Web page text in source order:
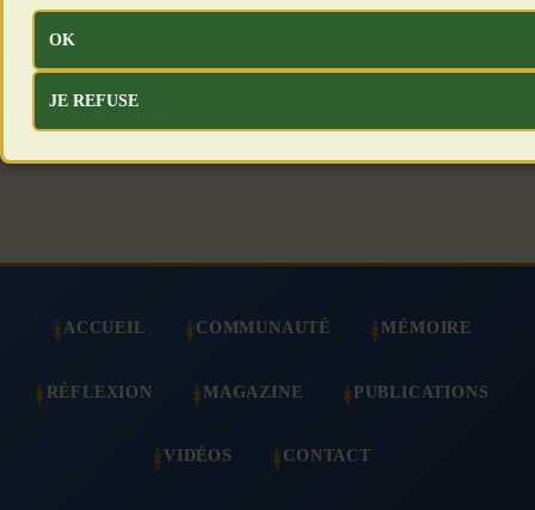
sur les mains ! » Florian Philippot – Le
Suivant
ACCUEIL COMMUNAUTÉ MÉMOIRE
RÉFLEXION MAGAZINE PUBLICATIONS
VIDÉOS CONTACT
OK
JE REFUSE